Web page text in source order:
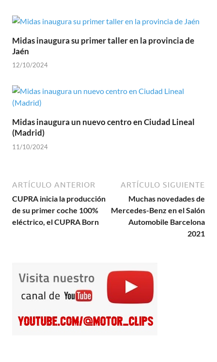
Midas inaugura su primer taller en la provincia de
Jaén
12/10/2024
Midas inaugura un nuevo centro en Ciudad Lineal
(Madrid)
11/10/2024
ARTÍCULO ANTERIOR
CUPRA inicia la producción
de su primer coche 100%
eléctrico, el CUPRA Born
ARTÍCULO SIGUIENTE
Muchas novedades de
Mercedes-Benz en el Salón
Automobile Barcelona
2021